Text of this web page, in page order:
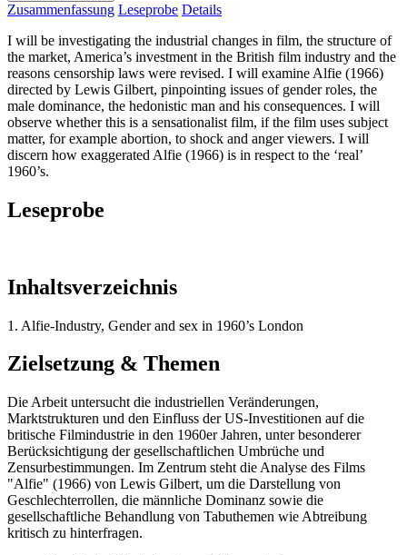
Zusammenfassung Leseprobe Details
I will be investigating the industrial changes in film, the structure of
the market, America’s investment in the British film industry and the
reasons censorship laws were revised. I will examine Alfie (1966)
directed by Lewis Gilbert, pinpointing issues of gender roles, the
male dominance, the hedonistic man and his consequences. I will
observe whether this is a sensationalist film, if the film uses subject
matter, for example abortion, to shock and anger viewers. I will
discern how exaggerated Alfie (1966) is in respect to the ‘real’
1960’s.
Leseprobe
Inhaltsverzeichnis
1. Alfie-Industry, Gender and sex in 1960’s London
Zielsetzung & Themen
Die Arbeit untersucht die industriellen Veränderungen,
Marktstrukturen und den Einfluss der US-Investitionen auf die
britische Filmindustrie in den 1960er Jahren, unter besonderer
Berücksichtigung der gesellschaftlichen Umbrüche und
Zensurbestimmungen. Im Zentrum steht die Analyse des Films
"Alfie" (1966) von Lewis Gilbert, um die Darstellung von
Geschlechterrollen, die männliche Dominanz sowie die
gesellschaftliche Behandlung von Tabuthemen wie Abtreibung
kritisch zu hinterfragen.